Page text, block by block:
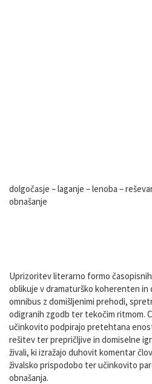
dolgočasje – laganje – lenoba –
obnašanje
Uprizoritev literarno formo
oblikuje v dramaturško koherenten in
omnibus z domišljenimi prehodi,
odigranih zgodb ter tekočim ritmom.
učinkovito podpirajo pretehtana
rešitev ter prepričljive in domiselne
živali, ki izražajo duhovit komentar
živalsko prispodobo ter učinkovito
obnašanja.